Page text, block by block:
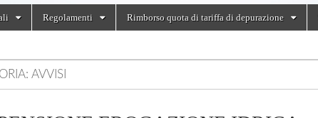
Regolamenti Rimborso quota di tariffa di depurazione
AVVISI